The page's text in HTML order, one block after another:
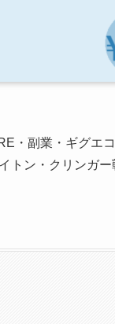
・副業・ギグエ
トン・クリンガー